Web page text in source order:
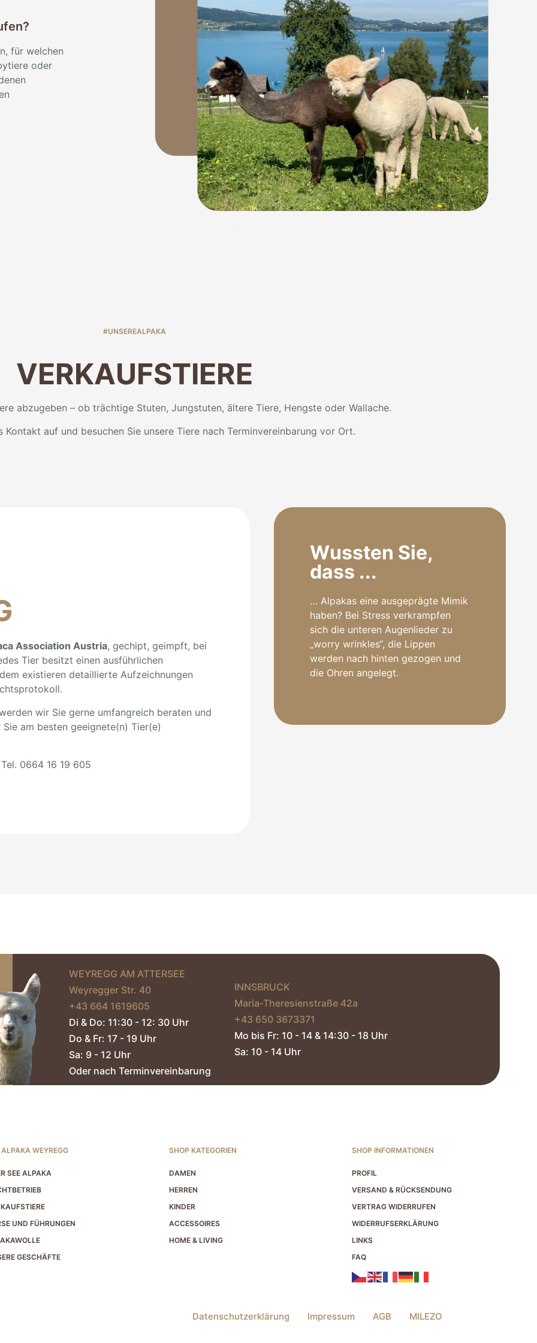
für welchen
oder
#UNSEREALPAKA
VERKAUFSTIERE
abzugeben – ob trächtige Stuten, Jungstuten, ältere Tiere, Hengste oder Wallache.
Kontakt auf und besuchen Sie unsere Tiere nach Terminvereinbarung vor Ort.
Association Austria, gechipt, geimpft, bei
Tier besitzt einen ausführlichen
existieren detaillierte Aufzeichnungen
wir Sie gerne umfangreich beraten und
am besten geeignete(n) Tier(e)
0664 16 19 605
Wussten Sie,
dass ...
… Alpakas eine ausgeprägte Mimik
haben? Bei Stress verkrampfen
sich die unteren Augenlieder zu
„worry wrinkles“, die Lippen
werden nach hinten gezogen und
die Ohren angelegt.
WEYREGG AM ATTERSEE
Weyregger Str. 40
+43 664 1619605‬
Di & Do: 11:30 - 12: 30 Uhr
Do & Fr: 17 - 19 Uhr
Sa: 9 - 12 Uhr
Oder nach Terminvereinbarung
INNSBRUCK
Maria-Theresienstraße 42a
+43 650 3673371‬
Mo bis Fr: 10 - 14 & 14:30 - 18 Uhr
Sa: 10 - 14 Uhr​
ALPAKA WEYREGG
SEE ALPAKA
UND FÜHRUNGEN
GESCHÄFTE
SHOP KATEGORIEN
DAMEN
HERREN
KINDER
ACCESSOIRES
HOME & LIVING
SHOP INFORMATIONEN
PROFIL
VERSAND & RÜCKSENDUNG
VERTRAG WIDERRUFEN
WIDERRUFSERKLÄRUNG
LINKS
FAQ
Datenschutzerklärung Impressum AGB MILEZO